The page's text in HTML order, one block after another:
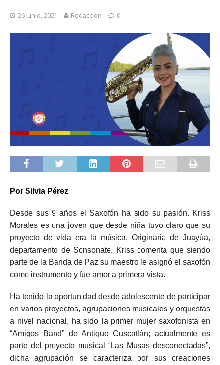
26 junio, 2021 Redacción 0
Por Silvia Pérez
Desde sus 9 años el Saxofón ha sido su pasión. Kriss
Morales es una joven que desde niña tuvo claro que su
proyecto de vida era la música. Originaria de Juayúa,
departamento de Sonsonate, Kriss comenta que siendo
parte de la Banda de Paz su maestro le asignó el saxofón
como instrumento y fue amor a primera vista.
Ha tenido la oportunidad desde adolescente de participar
en varios proyectos, agrupaciones musicales y orquestas
a nivel nacional, ha sido la primer mujer saxofonista en
“Amigos Band” de Antiguo Cuscatlán; actualmente es
parte del proyecto musical “Las Musas desconectadas”,
dicha agrupación se caracteriza por sus creaciones